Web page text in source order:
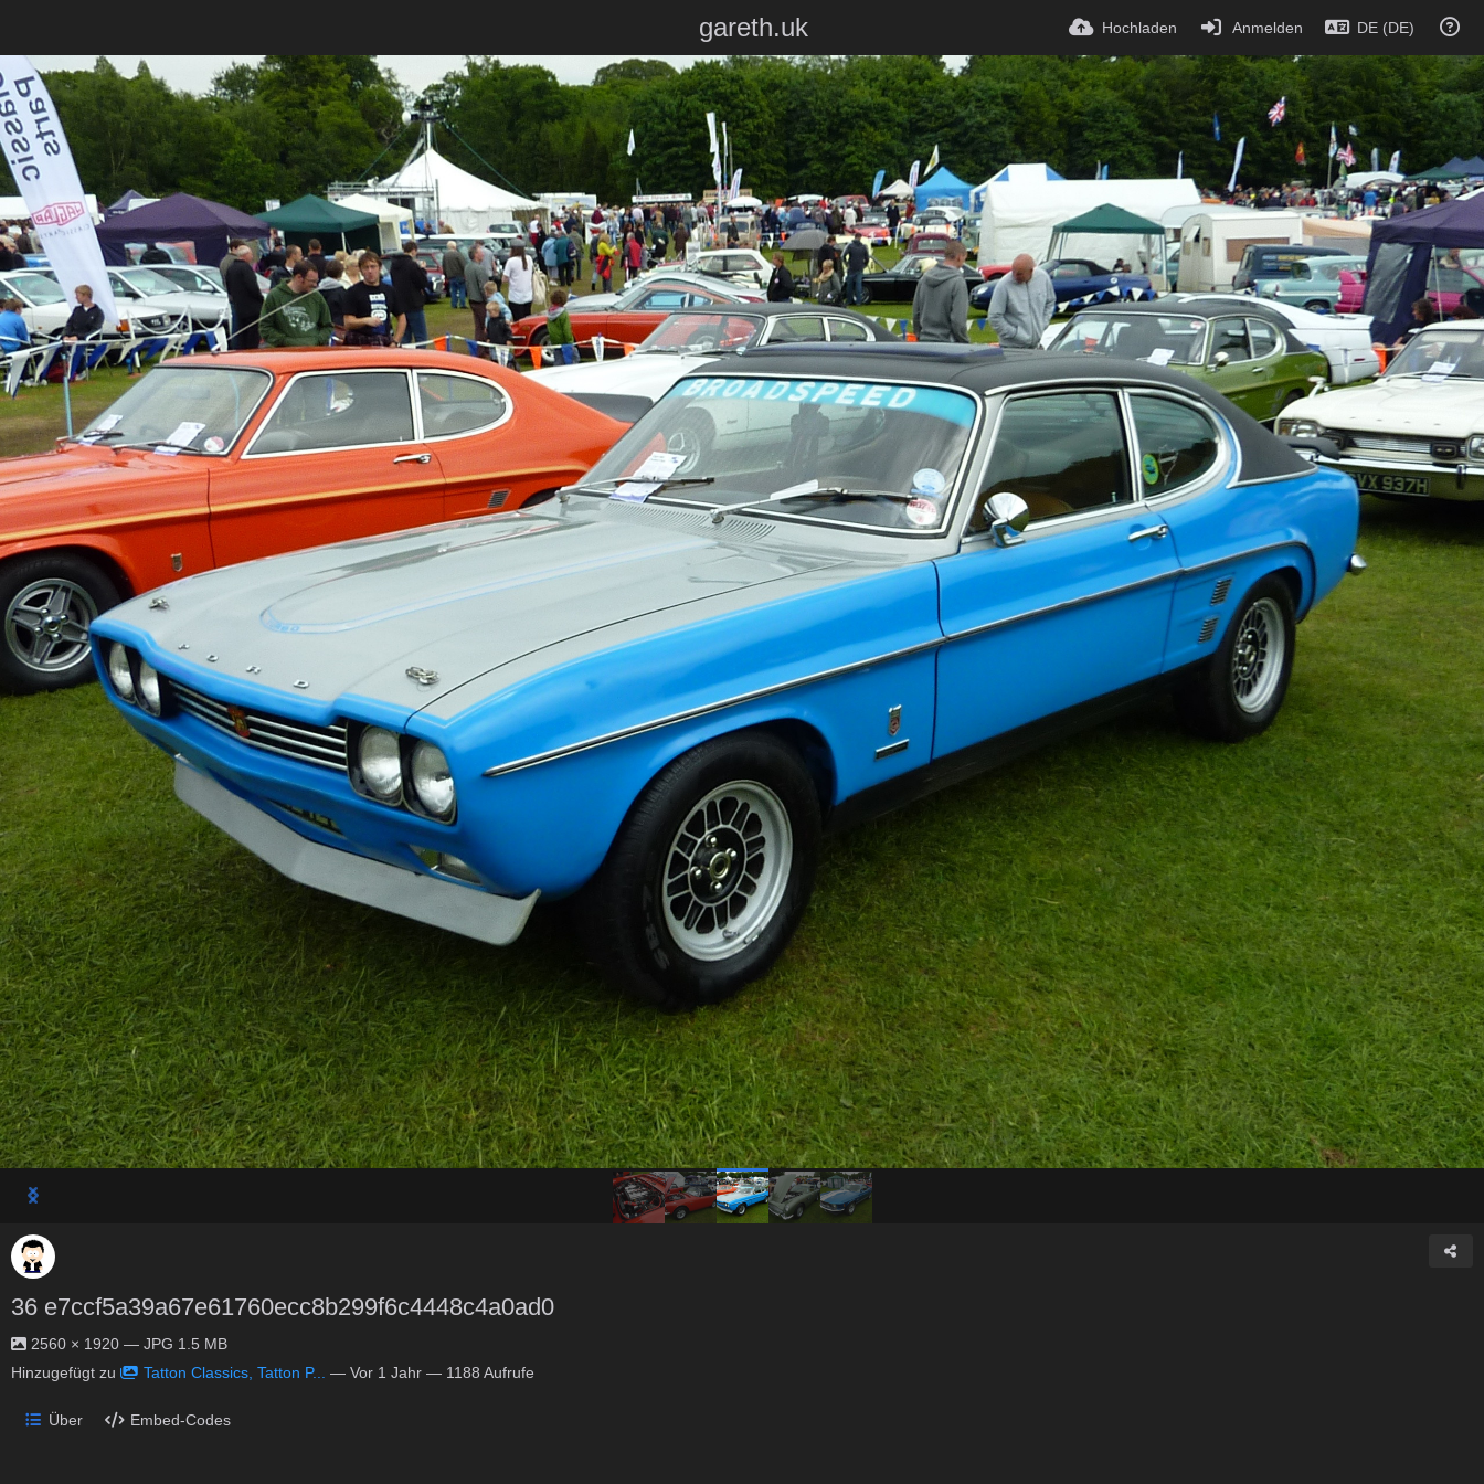
gareth.uk Hochladen Anmelden DE (DE)
36 e7ccf5a39a67e61760ecc8b299f6c4448c4a0ad0
2560 × 1920 — JPG 1.5 MB
Hinzugefügt zu
Tatton Classics, Tatton P... — Vor 1 Jahr — 1188 Aufrufe
Über Embed-Codes